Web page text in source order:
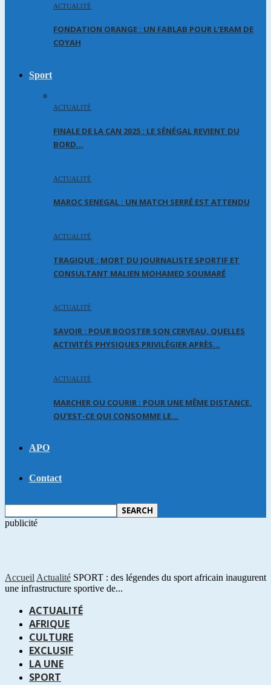
ACTUALITÉ
FONDATION ORANGE : UN FABLAB POUR L’ERAM DE
COYAH
Sport
ACTUALITÉ
FINALE DE LA CAN 2025 : LE SÉNÉGAL REVIENT DU
BORD…
ACTUALITÉ
MAROC SENEGAL : UN MATCH SERRÉ EST ATTENDU
ACTUALITÉ
TRAGIQUE : MORT DU JOURNALISTE SPORTIF ET
CONSULTANT MALIEN MOHAMED SOUMARÉ
ACTUALITÉ
SAVOIR : POUR BOOSTER SON CERVEAU, QUELLES
ACTIVITÉS PHYSIQUES PRIVILÉGIER APRÈS…
ACTUALITÉ
MARCHER OU COURIR : POUR UNE MÊME DISTANCE,
QU’EST-CE QUI CONSOMME LE…
APO
Contact
publicité
Accueil Actualité SPORT : des légendes du sport africain inaugurent
une infrastructure sportive de...
ACTUALITÉ
AFRIQUE
CULTURE
EXCLUSIF
LA UNE
SPORT